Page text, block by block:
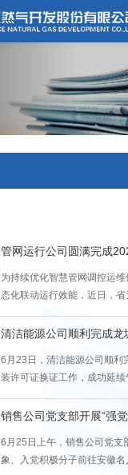
为持续优化智慧管网调控运
态化联动运行效能，近日，省
作。本次例行切换坚持“聚焦
统预检、权限切换、工况稳
核心步骤。通过实时同步全
息及调度指令记录，并逐项
备系统切换前后管网工况平稳
6月23日，清洁能源公司顺利
装许可证换证工作，成功延续
中，清洁能源公司坚持标准化
资质和安全管理体系进行了系
符合最新法律法规和安全技
6月25日上午，销售公司党支
象、入党积极分子前往安徽名